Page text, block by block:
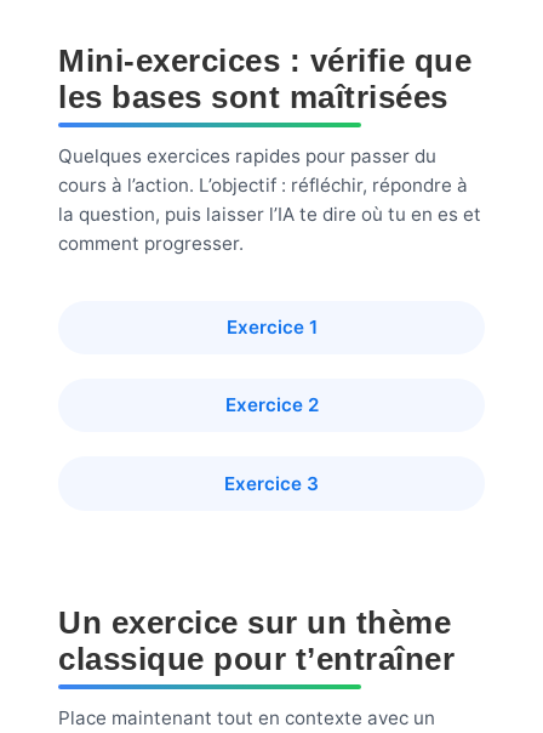
Mini-exercices : vérifie que
les bases sont maîtrisées
Quelques exercices rapides pour passer du
cours à l’action. L’objectif : réfléchir, répondre à
la question, puis laisser l’IA te dire où tu en es et
comment progresser.
Exercice 1
Exercice 2
Exercice 3
Un exercice sur un thème
classique pour t’entraîner
Place maintenant tout en contexte avec un